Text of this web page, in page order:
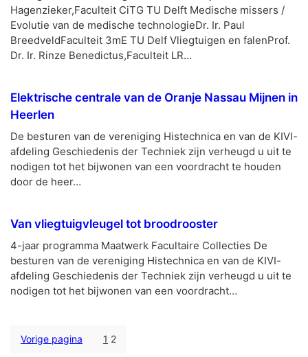
Hagenzieker,Faculteit CiTG TU Delft Medische missers /
Evolutie van de medische technologieDr. Ir. Paul
BreedveldFaculteit 3mE TU Delf Vliegtuigen en falenProf.
Dr. Ir. Rinze Benedictus,Faculteit LR…
Elektrische centrale van de Oranje Nassau Mijnen in
Heerlen
De besturen van de vereniging Histechnica en van de KIVI-
afdeling Geschiedenis der Techniek zijn verheugd u uit te
nodigen tot het bijwonen van een voordracht te houden
door de heer…
Van vliegtuigvleugel tot broodrooster
4-jaar programma Maatwerk Facultaire Collecties De
besturen van de vereniging Histechnica en van de KIVI-
afdeling Geschiedenis der Techniek zijn verheugd u uit te
nodigen tot het bijwonen van een voordracht…
Vorige pagina 1 2